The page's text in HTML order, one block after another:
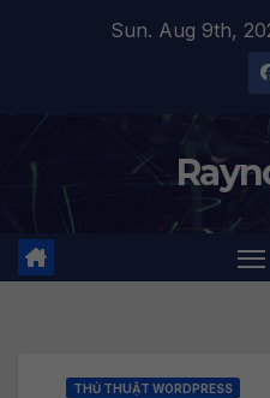
Sun. Aug 9th,
THỦ THUẬT WORDPRESS